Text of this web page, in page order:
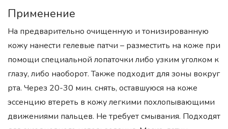
Применение
На предварительно очищенную и тонизированную
кожу нанести гелевые патчи – разместить на коже при
помощи специальной лопаточки либо узким уголком к
глазу, либо наоборот. Также подходит для зоны вокруг
рта. Через 20-30 мин. снять, оставшуюся на коже
эссенцию втереть в кожу легкими похлопывающими
движениями пальцев. Не требует смывания. Подходят